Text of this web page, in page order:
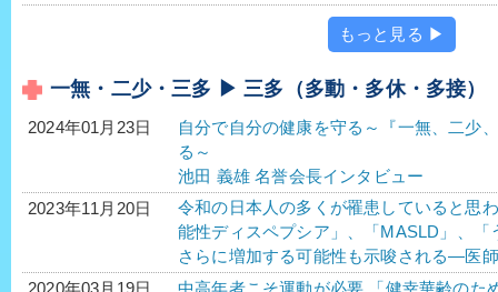
もっと見る ▶
一無・二少・三多 ▶ 三多（多動・多休・多接）
2024年01月23日
自分で自分の健康を守る～『一無、二少
る～
池田 義雄 名誉会長インタビュー
2023年11月20日
令和の日本人の多くが罹患していると思
能性ディスペプシア」、「MASLD」、
さらに増加する可能性も示唆される―医
中高年者こそ運動が必要 「健幸華齢のた